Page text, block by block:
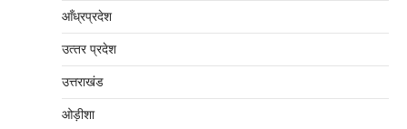
आँध्रप्रदेश
उत्‍तर प्रदेश
उत्तराखंड
ओड़ीशा